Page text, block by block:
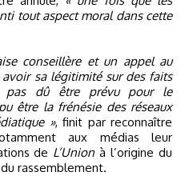
tout aspect moral dans cette
conseillère et un appel au
sa légitimité sur des faits
pas dû être prévu pour le
être la frénésie des réseaux
», finit par reconnaître
aux médias leur
de L’Union à l’origine du
rassemblement.